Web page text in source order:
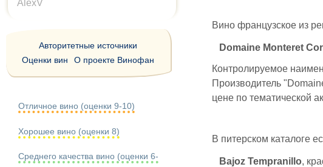
Вино французское из
Domaine Monteret
Контролируемое
Производитель
цене по тематической
В питерском каталоге
Bajoz Tempranillo,
AlexV
Авторитетные источники
Оценки вин
О проекте Винофан
Отличное вино (оценки 9-10)
Хорошее вино (оценки 8)
Среднего качества вино (оценки 6-